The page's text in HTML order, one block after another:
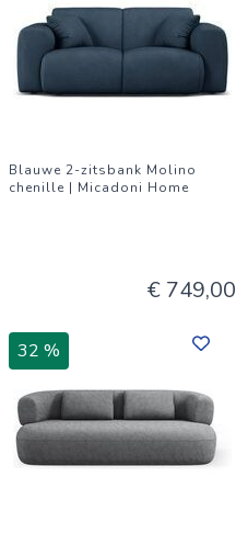
Blauwe 2-zitsbank Molino
chenille | Micadoni Home
€ 749,00
32 %